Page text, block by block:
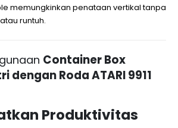
memungkinkan penataan vertikal tanpa
runtuh.
Container Box
dengan Roda ATARI 9911
Produktivitas